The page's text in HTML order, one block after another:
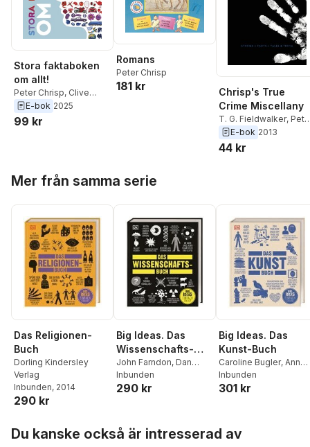
Stora faktaboken
om allt!
Peter Chrisp, Clive
Gifford,Derek Harvey
Andrea Mills
E-bok 2025
99 kr
Romans
Peter Chrisp
181 kr
Chrisp's True
Crime Miscellany
T. G. Fieldwalker,
Chrisp
E-bok 2013
44 kr
Mer från samma serie
Das Religionen-
Buch
Dorling Kindersley
Verlag
Inbunden, 2014
290 kr
Big Ideas. Das
Wissenschafts-
Buch
John Farndon, Dan
Green,Derek Harvey
Penny Johnson
Inbunden
290 kr
Big Ideas. Das
Kunst-Buch
Caroline Bugler, Ann
Kramer,Marcus Wee
Maud Whatley
Inbunden
301 kr
Du kanske också är intresserad av